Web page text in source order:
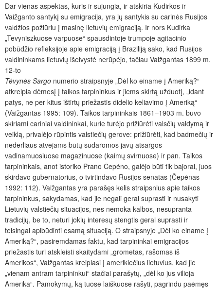
Dar vienas aspektas, kuris ir sujungia, ir atskiria Kudirkos ir
Vaižganto santykį su emigracija, yra jų santykis su carinės Rusijos
valdžios požiūriu į masinę lietuvių emigraciją. Ir nors Kudirka
„Tevyniszkuose varpuose“ spausdintoje trumpoje agitacinio
pobūdžio refleksijoje apie emigraciją į Braziliją sako, kad Rusijos
valdininkams lietuvių išeivystė nerūpėjo, tačiau Vaižgantas 1899 m.
12-to
Tėvynės Sargo numerio straipsnyje „Dėl ko einame į Ameriką?“
atkreipia dėmesį į taikos tarpininkus ir jiems skirtą užduotį, „idant
patys, ne per kitus ištirtų priežastis didelio keliavimo į Ameriką“
(Vaižgantas 1995: 109). Taikos tarpininkais 1861–1903 m. buvo
skiriami cariniai valdininkai, kurie turėjo prižiūrėti valsčių valdymą ir
veiklą, privalėjo rūpintis valstiečių gerove: prižiūrėti, kad badmečių ir
nederliaus atvejams būtų sudaromos javų atsargos
vadinamuosiuose magazinuose (kaimų svirnuose) ir pan. Taikos
tarpininkais, anot istoriko Prano Čepėno, galėjo būti tik bajorai, juos
skirdavo gubernatorius, o tvirtindavo Rusijos senatas (Čepėnas
1992: 112). Vaižgantas yra parašęs kelis straipsnius apie taikos
tarpininkus, sakydamas, kad jie negali gerai suprasti ir nusakyti
Lietuvių valstiečių situacijos, nes nemoka kalbos, nesupranta
tradicijų, be to, neturi jokių interesų stengtis gerai suprasti ir
teisingai apibūdinti esamą situaciją. O straipsnyje „Dėl ko einame į
Ameriką?“, pasiremdamas faktu, kad tarpininkai emigracijos
priežastis turi atskleisti skaitydami „grometas, rašomas iš
Amerikos“, Vaižgantas kreipiasi į amerikiečius lietuvius, kad jie
„vienam antram tarpininkui“ stačiai parašytų, „dėl ko jus vilioja
Amerika“. Pamokymų, ką tuose laiškuose rašyti, pagrindu paėmęs